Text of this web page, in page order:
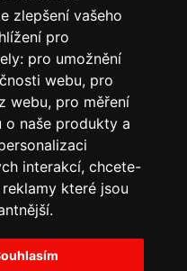
zlepšení vašeho
pro
pro umožnění
webu, pro
webu, pro měření
o naše produkty a
interakcí, chcete-
které jsou
.